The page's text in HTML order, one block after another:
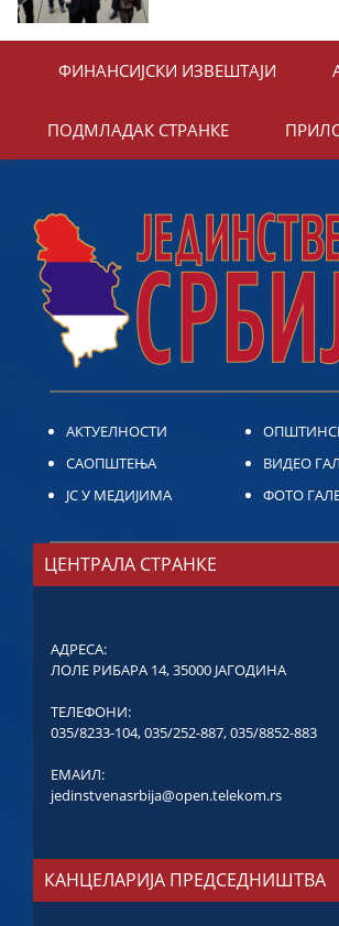
ФИНАНСИЈСКИ ИЗВЕШТАЈИ
ПОДМЛАДАК СТРАНКЕ
АКТУЕЛНОСТИ
САОПШТЕЊА
ЈС У МЕДИЈИМА
ВИДЕО
ФОТО
ЦЕНТРАЛА СТРАНКЕ
АДРЕСА:
ЛОЛЕ РИБАРА 14, 35000 ЈАГОДИНА
ТЕЛЕФОНИ:
035/8233-104,035/252-887,035/8852-883
ЕМАИЛ:
jedinstvenasrbija@open.telekom.rs
КАНЦЕЛАРИЈА ПРЕДСЕДНИШТВА